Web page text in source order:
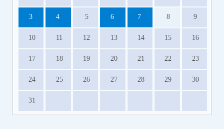
3 4 5 6 7 8 9
10 11 12 13 14 15 16
17 18 19 20 21 22 23
24 25 26 27 28 29 30
31